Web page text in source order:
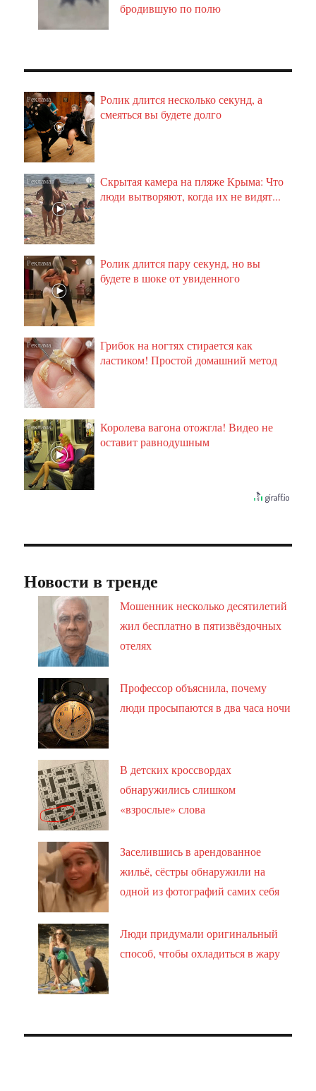
бродившую по полю
i
Ролик длится несколько секунд, а
смеяться вы будете долго
i
Скрытая камера на пляже Крыма: Что
люди вытворяют, когда их не видят...
i
Ролик длится пару секунд, но вы
будете в шоке от увиденного
i
Грибок на ногтях стирается как
ластиком! Простой домашний метод
i
Королева вагона отожгла! Видео не
оставит равнодушным
Новости в тренде
Мошенник несколько десятилетий
жил бесплатно в пятизвёздочных
отелях
Профессор объяснила, почему
люди просыпаются в два часа ночи
В детских кроссвордах
обнаружились слишком
«взрослые» слова
Заселившись в арендованное
жильё, сёстры обнаружили на
одной из фотографий самих себя
Люди придумали оригинальный
способ, чтобы охладиться в жару